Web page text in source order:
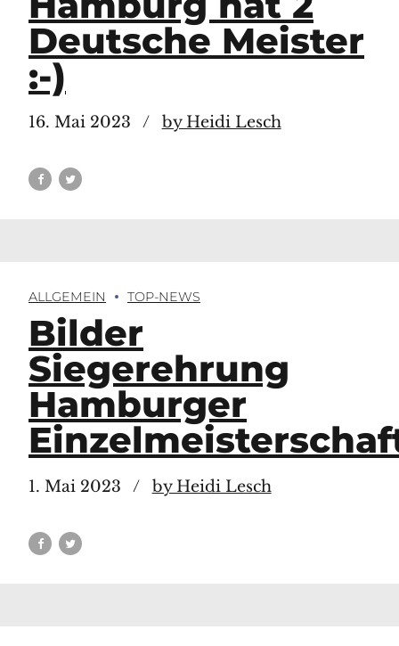
Deutsche Meister
:-)
16. Mai 2023 by Heidi Lesch
ALLGEMEIN TOP-NEWS
Bilder
Siegerehrung
Hamburger
1. Mai 2023 by Heidi Lesch